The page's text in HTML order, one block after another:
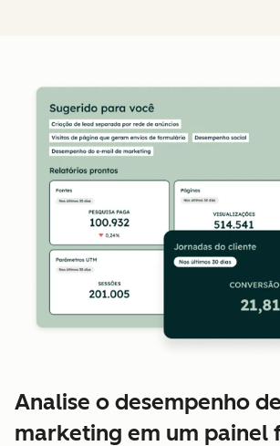
Analise o desempenho de
marketing em um painel